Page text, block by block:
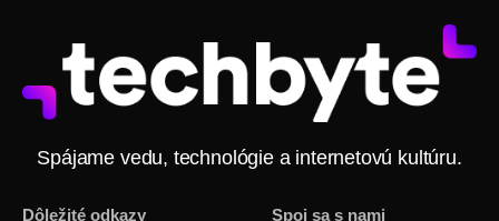
Spájame vedu, technológie a internetovú kultúru.
Dôležité odkazy Spoj sa s nami